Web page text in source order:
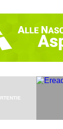
op locatie
op
aanmelden
op kaart